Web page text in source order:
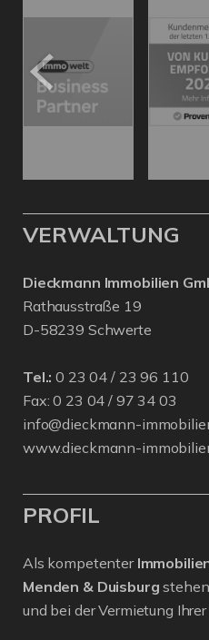
VERWALTUNG
Dieckmann Immobilien
Rathausstraße 19
D-58239 Schwerte
Tel.: 0 23 04 / 23 96 110
Fax: 0 23 04 / 97 34 03
info@dieckmann-
www.dieckmann-
PROFIL
Als kompetenter
Menden & Duisburg
und bei der Vermietung